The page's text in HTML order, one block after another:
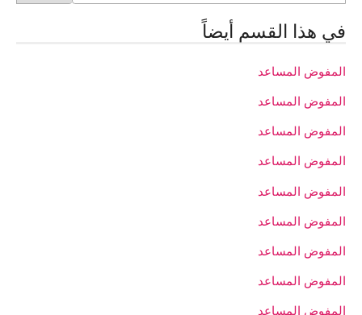
في هذا القسم أيضاً
المفوض المساعد
المفوض المساعد
المفوض المساعد
المفوض المساعد
المفوض المساعد
المفوض المساعد
المفوض المساعد
المفوض المساعد
المفوض المساعد